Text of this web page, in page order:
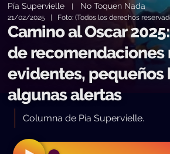
Pía Supervielle No Toquen Nada
21/02/2025 | Foto: (Todos los derechos
Camino al Oscar
de recomendaciones
evidentes, pequeños
algunas alertas
Columna de Pía Supervielle.